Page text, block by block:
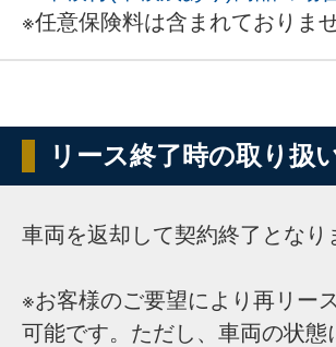
※任意保険料は含まれておりませ
リース終了時の取り扱
車両を返却して契約終了とな
※お客様のご要望により再リー
可能です。ただし、車両の状